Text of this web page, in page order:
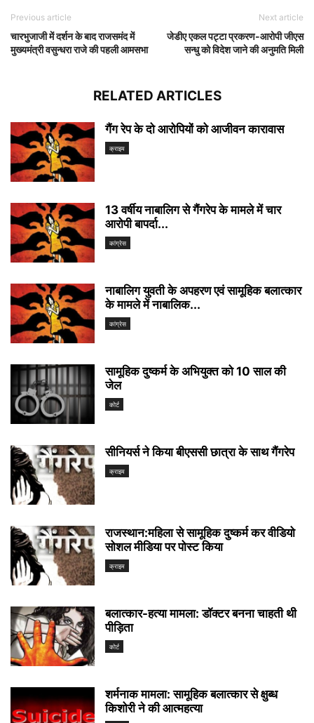
Previous article
चारभुजाजी में दर्शन के बाद राजसमंद में
मुख्यमंत्री वसुन्धरा राजे की पहली आमसभा
Next article
जेडीए एकल पट्टा प्रकरण-आरोपी जीएस
सन्धु को विदेश जाने की अनुमति मिली
RELATED ARTICLES
गैंग रेप के दो आरोपियों को आजीवन कारावास
क्राइम
13 वर्षीय नाबालिग से गैंगरेप के मामले में चार
आरोपी बापर्दा...
कांग्रेस
नाबालिग युवती के अपहरण एवं सामूहिक बलात्कार
के मामले में नाबालिक...
कांग्रेस
सामूहिक दुष्कर्म के अभियुक्त को 10 साल की
जेल
कोर्ट
सीनियर्स ने किया बीएससी छात्रा के साथ गैंगरेप
क्राइम
राजस्थान:महिला से सामूहिक दुष्कर्म कर वीडियो
सोशल मीडिया पर पोस्ट किया
क्राइम
बलात्कार-हत्या मामला: डॉक्टर बनना चाहती थी
पीड़िता
कोर्ट
शर्मनाक मामला: सामूहिक बलात्कार से क्षुब्ध
किशोरी ने की आत्महत्या